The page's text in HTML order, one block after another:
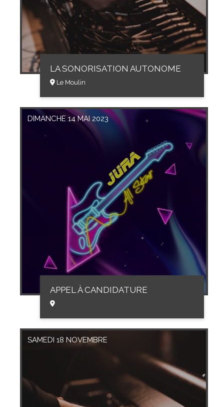
LA SONORISATION AUTONOME
Le Moulin
DIMANCHE 14 MAI 2023
APPEL À CANDIDATURE
SAMEDI 18 NOVEMBRE